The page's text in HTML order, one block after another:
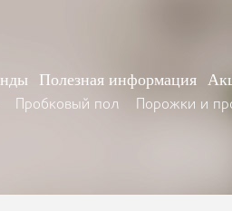
Полезная информация
Пробковый пол Порожки и